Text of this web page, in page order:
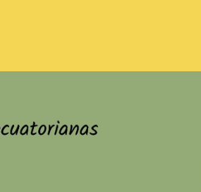
Sample Headline